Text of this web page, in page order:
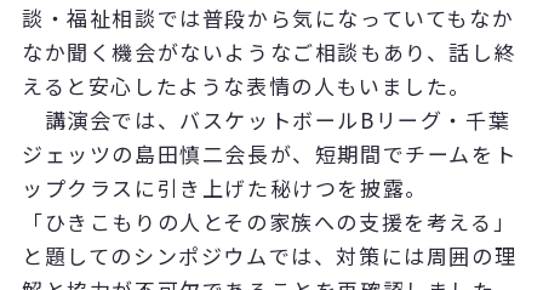
談・福祉相談では普段から気になっていてもなか
なか聞く機会がないようなご相談もあり、話し終
えると安心したような表情の人もいました。
講演会では、バスケットボールBリーグ・千葉
ジェッツの島田慎二会長が、短期間でチームをト
ップクラスに引き上げた秘けつを披露。
「ひきこもりの人とその家族への支援を考える」
と題してのシンポジウムでは、対策には周囲の理